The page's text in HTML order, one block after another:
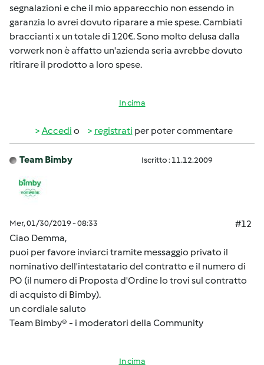
segnalazioni e che il mio apparecchio non essendo in
garanzia lo avrei dovuto riparare a mie spese. Cambiati
braccianti x un totale di 120€. Sono molto delusa dalla
vorwerk non è affatto un'azienda seria avrebbe dovuto
ritirare il prodotto a loro spese.
In cima
Accedi o registrati per poter commentare
Team Bimby Iscritto : 11.12.2009
Mer, 01/30/2019 - 08:33
#12
Ciao Demma,
puoi per favore inviarci tramite messaggio privato il
nominativo dell'intestatario del contratto e il numero di
PO (il numero di Proposta d'Ordine lo trovi sul contratto
di acquisto di Bimby).
un cordiale saluto
Team Bimby® - i moderatori della Community
In cima